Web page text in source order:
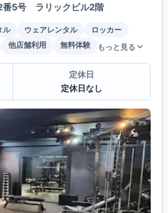
番5号 ラリックビル2階
ル ウェアレンタル
ロッカー
他店舗利用 無料体験 もっと見る
定休日
定休日なし